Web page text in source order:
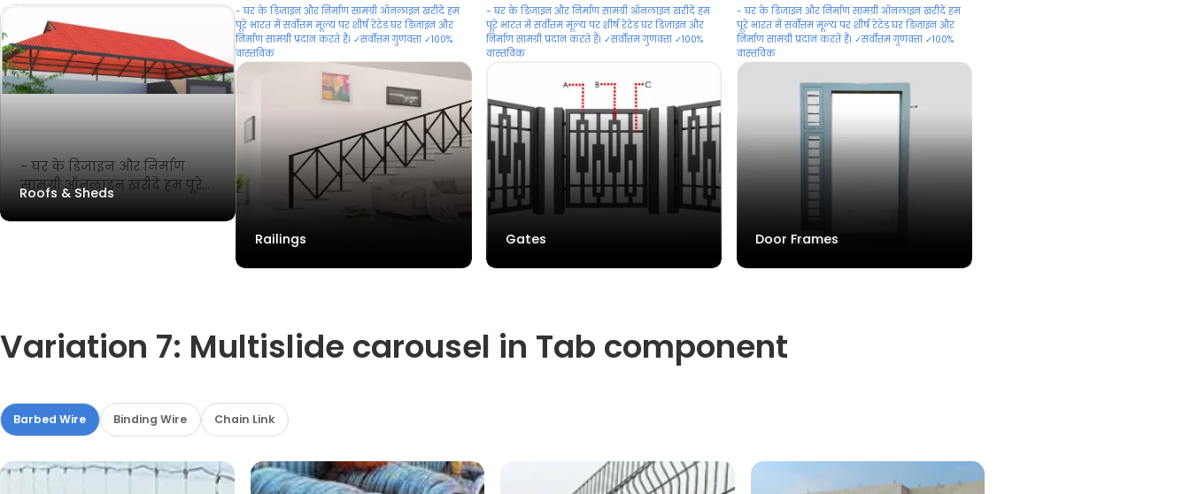
Roofs & Sheds
- घर के डिजाइन और निर्माण
सामग्री ऑनलाइन खरीदें हम पूरे
रेटेड घर डिजाइन और निर्माण
Railings
- घर के डिजाइन और निर्माण सामग्री ऑनलाइन खरीदें हम
पूरे भारत में सर्वोत्तम मूल्य पर शीर्ष रेटेड घर डिजाइन और
निर्माण सामग्री प्रदान करते हैं। ✓सर्वोत्तम गुणवत्ता ✓100%
वास्तविक
Gates
- घर के डिजाइन और निर्माण सामग्री ऑनलाइन खरीदें हम
पूरे भारत में सर्वोत्तम मूल्य पर शीर्ष रेटेड घर डिजाइन और
निर्माण सामग्री प्रदान करते हैं। ✓सर्वोत्तम गुणवत्ता ✓100%
वास्तविक
Door Frames
- घर के डिजाइन और निर्माण सामग्री ऑनलाइन खरीदें हम
पूरे भारत में सर्वोत्तम मूल्य पर शीर्ष रेटेड घर डिजाइन और
निर्माण सामग्री प्रदान करते हैं। ✓सर्वोत्तम गुणवत्ता ✓100%
वास्तविक
Variation 7: Multislide carousel in Tab component
Barbed Wire Binding Wire Chain Link